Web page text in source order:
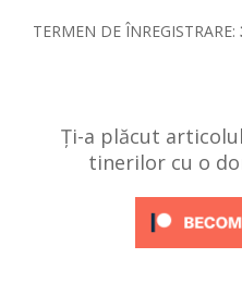
TERMEN DE ÎNREGISTRARE:
Ți-a plăcut
tinerilor cu o